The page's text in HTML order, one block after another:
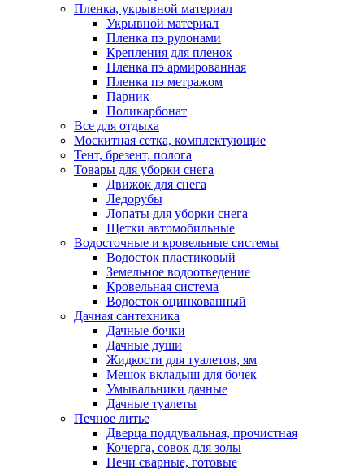
Пленка, укрывной материал
Укрывной материал
Пленка пэ рулонами
Крепления для пленок
Пленка пэ армированная
Пленка пэ метражом
Парник
Поликарбонат
Все для отдыха
Москитная сетка, комплектующие
Тент, брезент, полога
Товары для уборки снега
Движок для снега
Ледорубы
Лопаты для уборки снега
Щетки автомобильные
Водосточные и кровельные системы
Водосток пластиковый
Земельное водоотведение
Кровельная система
Водосток оцинкованный
Дачная сантехника
Дачные бочки
Дачные души
Жидкости для туалетов, ям
Мешок вкладыш для бочек
Умывальники дачные
Дачные туалеты
Печное литье
Дверца поддувальная, прочистная
Кочерга, совок для золы
Печи сварные, готовые